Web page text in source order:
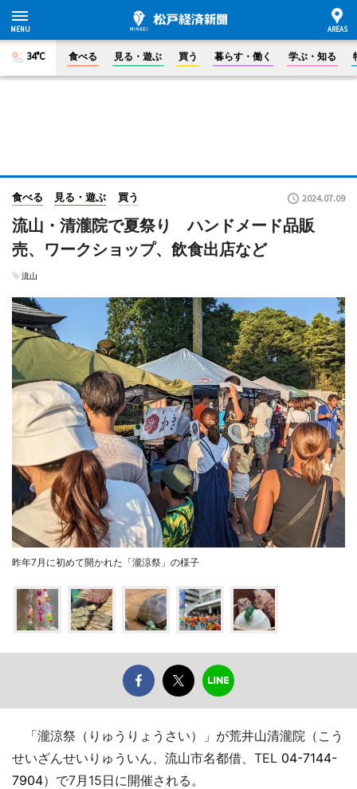
34°C 食べる 見る・遊ぶ 買う 暮らす・働く 学ぶ・知る
食べる 見る・遊ぶ 買う 2024.07.09
流山・清瀧院で夏祭り ハンドメード品販
売、ワークショップ、飲食出店など
流山
昨年7月に初めて開かれた「瀧涼祭」の様子
「瀧涼祭（りゅうりょうさい）」が荒井山清瀧院（こう
せいざんせいりゅういん、流山市名都借、TEL 04-7144-
7904）で7月15日に開催される。